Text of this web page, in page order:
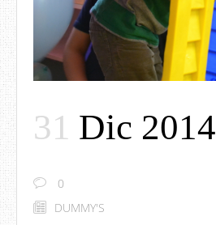
31 Dic 2014
0
DUMMY'S